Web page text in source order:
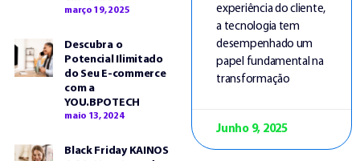
março 19, 2025
Descubra o
Potencial Ilimitado
do Seu E-commerce
com a
YOU.BPOTECH
maio 13, 2024
Black Friday KAINOS
experiência do cliente,
a tecnologia tem
desempenhado um
papel fundamental na
transformação
Junho 9, 2025